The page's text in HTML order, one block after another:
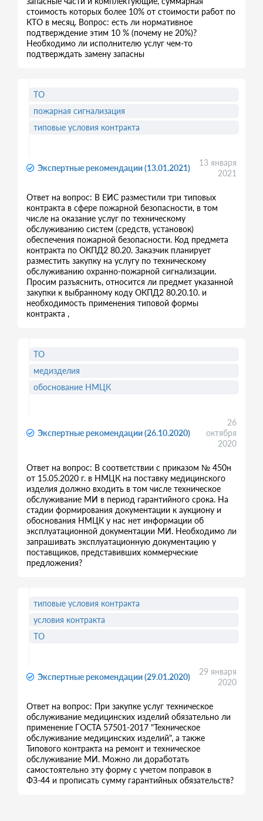
стоимость которых более 10% от стоимости работ по
КТО в месяц. Вопрос: есть ли нормативное
подтверждение этим 10 % (почему не 20%)?
Необходимо ли исполнителю услуг чем-то
подтверждать замену запасны
Экспертные рекомендации (13.01.2021)
13 января
2021
Ответ на вопрос: В ЕИС разместили три типовых
контракта в сфере пожарной безопасности, в том
числе на оказание услуг по техническому
обслуживанию систем (средств, установок)
обеспечения пожарной безопасности. Код предмета
контракта по ОКПД2 80.20. Заказчик планирует
разместить закупку на услугу по техническому
обслуживанию охранно-пожарной сигнализации.
Просим разъяснить, относится ли предмет указанной
закупки к выбранному коду ОКПД2 80.20.10. и
необходимость применения типовой формы
контракта ,
ТО
пожарная сигнализация
типовые условия контракта
Экспертные рекомендации (26.10.2020)
26
октября
2020
Ответ на вопрос: В соответствии с приказом № 450н
от 15.05.2020 г. в НМЦК на поставку медицинского
изделия должно входить в том числе техническое
обслуживание МИ в период гарантийного срока. На
стадии формирования документации к аукциону и
обоснования НМЦК у нас нет информации об
эксплуатационной документации МИ. Необходимо ли
запрашивать эксплуатационную документацию у
поставщиков, представивших коммерческие
предложения?
ТО
медизделия
обоснование НМЦК
Экспертные рекомендации (29.01.2020)
29 января
2020
Ответ на вопрос: При закупке услуг техническое
обслуживание медицинских изделий обязательно ли
применение ГОСТА 57501-2017 "Техническое
обслуживание медицинских изделий", а также
Типового контракта на ремонт и техническое
обслуживание МИ. Можно ли доработать
самостоятельно эту форму с учетом поправок в
ФЗ-44 и прописать сумму гарантийных обязательств?
типовые условия контракта
условия контракта
ТО